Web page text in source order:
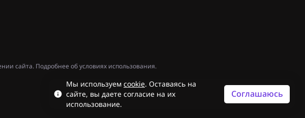
сайта. Подробнее об условиях использования.
Мы используем cookie. Оставаясь на
сайте, вы даете согласие на их
использование.
Соглашаюсь